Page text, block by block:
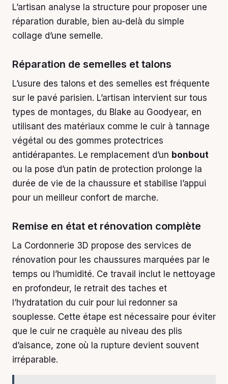
L’artisan analyse la structure pour proposer une
réparation durable, bien au-delà du simple
collage d’une semelle.
Réparation de semelles et talons
L’usure des talons et des semelles est fréquente
sur le pavé parisien. L’artisan intervient sur tous
types de montages, du Blake au Goodyear, en
utilisant des matériaux comme le cuir à tannage
végétal ou des gommes protectrices
antidérapantes. Le remplacement d’un bonbout
ou la pose d’un patin de protection prolonge la
durée de vie de la chaussure et stabilise l’appui
pour un meilleur confort de marche.
Remise en état et rénovation complète
La Cordonnerie 3D propose des services de
rénovation pour les chaussures marquées par le
temps ou l’humidité. Ce travail inclut le nettoyage
en profondeur, le retrait des taches et
l’hydratation du cuir pour lui redonner sa
souplesse. Cette étape est nécessaire pour éviter
que le cuir ne craquèle au niveau des plis
d’aisance, zone où la rupture devient souvent
irréparable.